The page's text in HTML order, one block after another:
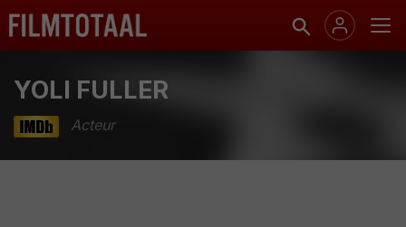
YOLI FULLER
Acteur